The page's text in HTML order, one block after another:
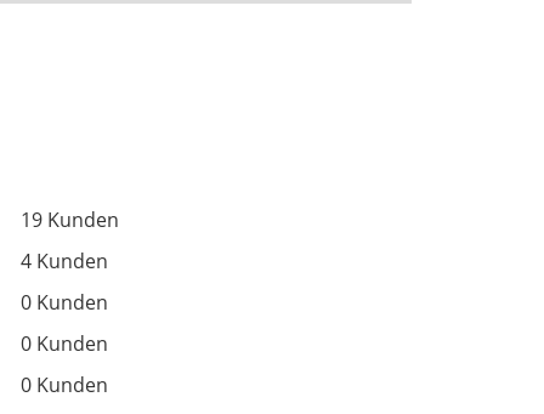
19 Kunden
4 Kunden
0 Kunden
0 Kunden
0 Kunden